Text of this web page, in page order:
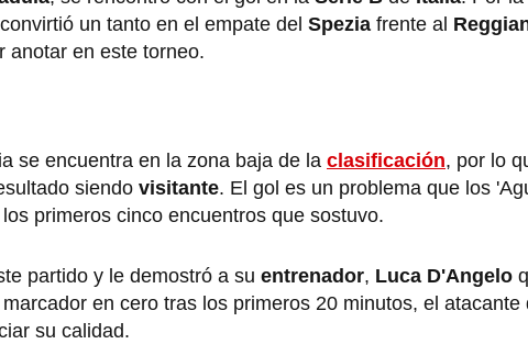
un tanto en el empate del Spezia frente al
anotar en este torneo.
se encuentra en la zona baja de la clasificación, por lo
siendo visitante. El gol es un problema que los
primeros cinco encuentros que sostuvo.
partido y le demostró a su entrenador, Luca D'Angelo
en cero tras los primeros 20 minutos, el atacante
su calidad.